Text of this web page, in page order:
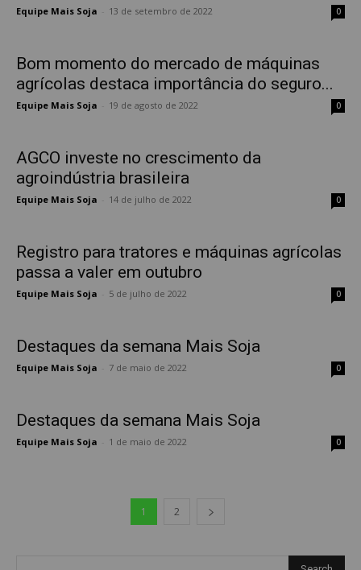
Equipe Mais Soja 13 de setembro de 2022 0
Bom momento do mercado de máquinas
agrícolas destaca importância do seguro...
Equipe Mais Soja 19 de agosto de 2022 0
AGCO investe no crescimento da
agroindústria brasileira
Equipe Mais Soja 14 de julho de 2022 0
Registro para tratores e máquinas agrícolas
passa a valer em outubro
Equipe Mais Soja 5 de julho de 2022 0
Destaques da semana Mais Soja
Equipe Mais Soja 7 de maio de 2022 0
Destaques da semana Mais Soja
Equipe Mais Soja 1 de maio de 2022 0
1 2